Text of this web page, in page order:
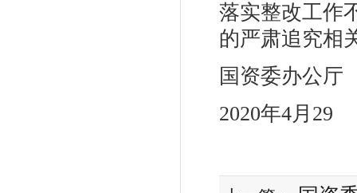
落实整改工作
的严肃追究相
国资委办公厅
2020年4月29